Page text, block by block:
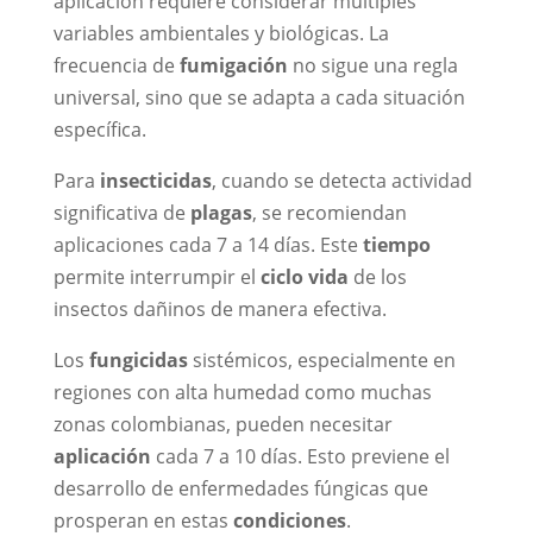
variables ambientales y biológicas. La
frecuencia de fumigación no sigue una regla
universal, sino que se adapta a cada situación
específica.
Para insecticidas, cuando se detecta actividad
significativa de plagas, se recomiendan
aplicaciones cada 7 a 14 días. Este tiempo
permite interrumpir el ciclo vida de los
insectos dañinos de manera efectiva.
Los fungicidassistémicos, especialmente en
regiones con alta humedad como muchas
zonas colombianas, pueden necesitar
aplicación cada 7 a 10 días. Esto previene el
desarrollo de enfermedades fúngicas que
prosperan en estas condiciones.